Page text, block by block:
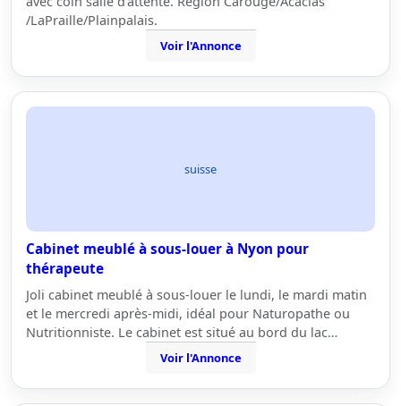
/LaPraille/Plainpalais.
Voir l'Annonce
suisse
Cabinet meublé à sous-louer à Nyon pour
thérapeute
Joli cabinet meublé à sous-louer le lundi, le mardi matin
et le mercredi après-midi, idéal pour Naturopathe ou
Nutritionniste. Le cabinet est situé au bord du lac…
Voir l'Annonce